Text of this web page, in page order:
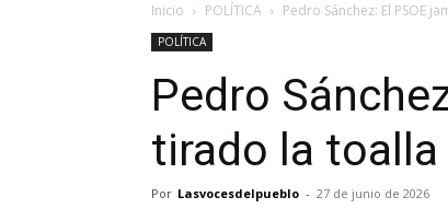
Inicio POLÍTICA Pedro Sánchez: El PSOE
POLÍTICA
Pedro
tirado la toalla
Por Lasvocesdelpueblo - 27 de junio de 2026